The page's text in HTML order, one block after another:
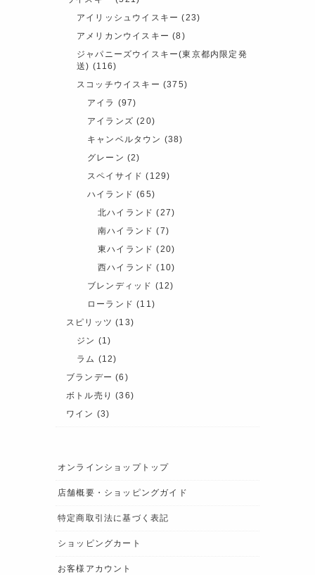
アイリッシュウイスキー (23)
アメリカンウイスキー (8)
ジャパニーズウイスキー(東京都内限定発
送) (116)
スコッチウイスキー (375)
アイラ (97)
アイランズ (20)
キャンベルタウン (38)
グレーン (2)
スペイサイド (129)
ハイランド (65)
北ハイランド (27)
南ハイランド (7)
東ハイランド (20)
西ハイランド (10)
ブレンディッド (12)
ローランド (11)
スピリッツ (13)
ジン (1)
ラム (12)
ブランデー (6)
ボトル売り (36)
ワイン (3)
オンラインショップトップ
店舗概要・ショッピングガイド
特定商取引法に基づく表記
ショッピングカート
お客様アカウント